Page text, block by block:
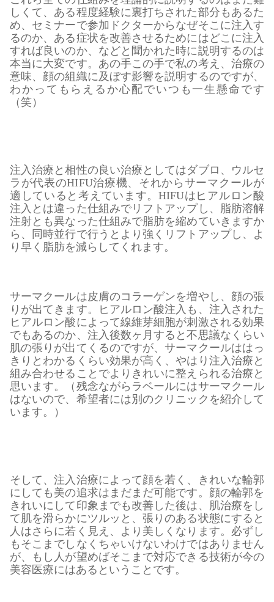
しくて、ある程度経験に裏打ちされた部分もあるた
め、セミナーで参加ドクターからなぜそこに注入す
るのか、ある症状を改善させるためにはどこに注入
すれば良いのか、などと聞かれた時に説明するのは
本当に大変です。あの手この手で私の考え、治療の
意味、顔の組織に及ぼす影響を説明するのですが、
わかってもらえるか心配でいつも一生懸命です
（笑）
注入治療と相性の良い治療としてはダブロ、ウルセ
ラが代表のHIFU治療機、それからサーマクールが
適していると考えています。HIFUはヒアルロン酸
注入とは違った仕組みでリフトアップし、脂肪溶解
注射とも異なった仕組みで脂肪を縮めていきますか
ら、同時並行で行うとより強くリフトアップし、よ
り早く脂肪を減らしてくれます。
サーマクールは皮膚のコラーゲンを増やし、顔の張
りが出てきます。ヒアルロン酸注入も、注入された
ヒアルロン酸によって線維芽細胞が刺激される効果
でもあるのか、注入後数ヶ月すると不思議なくらい
肌の張りが出てくるのですが、サーマクールははっ
きりとわかるくらい効果が高く、やはり注入治療と
組み合わせることでよりきれいに整えられる治療と
思います。（残念ながらラベールにはサーマクール
はないので、希望者には別のクリニックを紹介して
います。）
そして、注入治療によって顔を若く、きれいな輪郭
にしても美の追求はまだまだ可能です。顔の輪郭を
きれいにして印象までも改善した後は、肌治療をし
て肌を滑らかにツルッと、張りのある状態にすると
人はさらに若く見え、より美しくなります。必ずし
もそこまでしなくちゃいけないわけではありません
が、もし人が望めばそこまで対応できる技術が今の
美容医療にはあるということです。